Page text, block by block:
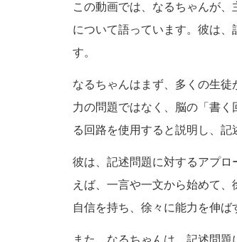
この動画では、なるちゃんが
について語っています。彼は
す。
なるちゃんはまず、多くの生
力の問題ではなく、脳の「書
る回路を使用すると説明し、
彼は、記述問題に対するアプ
えば、一言や一文から始めて
自信を持ち、徐々に能力を伸ば
また、なるちゃんは、記述問